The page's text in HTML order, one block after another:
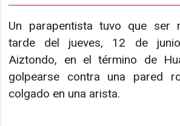
Un parapentista tuvo que ser
tarde del jueves, 12 de
Aiztondo, en el término de
golpearse contra una pared
colgado en una arista.